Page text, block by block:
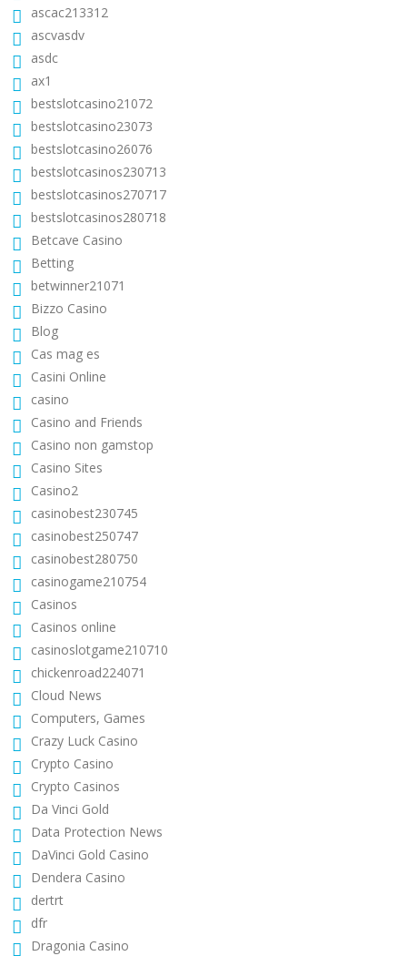
ascac213312
ascvasdv
asdc
ax1
bestslotcasino21072
bestslotcasino23073
bestslotcasino26076
bestslotcasinos230713
bestslotcasinos270717
bestslotcasinos280718
Betcave Casino
Betting
betwinner21071
Bizzo Casino
Blog
Cas mag es
Casini Online
casino
Casino and Friends
Casino non gamstop
Casino Sites
Casino2
casinobest230745
casinobest250747
casinobest280750
casinogame210754
Casinos
Casinos online
casinoslotgame210710
chickenroad224071
Cloud News
Computers, Games
Crazy Luck Casino
Crypto Casino
Crypto Casinos
Da Vinci Gold
Data Protection News
DaVinci Gold Casino
Dendera Casino
dertrt
dfr
Dragonia Casino